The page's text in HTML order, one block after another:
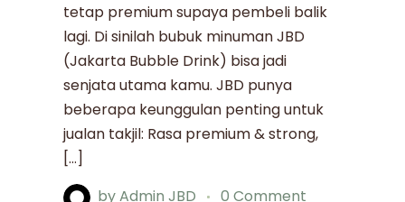
tetap premium supaya pembeli balik
lagi. Di sinilah bubuk minuman JBD
(Jakarta Bubble Drink) bisa jadi
senjata utama kamu. JBD punya
beberapa keunggulan penting untuk
jualan takjil: Rasa premium & strong,
[…]
byAdmin JBD
0 Comment